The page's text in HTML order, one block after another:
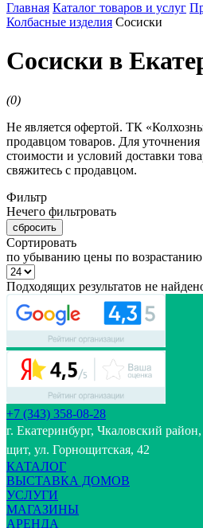
Главная Каталог товаров и услуг
Колбасные изделия Сосиски
Сосиски в
(0)
Не является офертой. ТК
продавцом товаров. Для
стоимости и условий доставки
свяжитесь с продавцом.
Фильтр
Нечего фильтровать
сбросить
Сортировать
по убыванию цены по
Подходящих результатов не
+7 (343) 358-08-28
г. Екатеринбург, Чкаловский
щит, ул. Горнощитская, 42
КАТАЛОГ
ВЫСТАВКА ДОМОВ
УСЛУГИ
МАГАЗИНЫ
АРЕНДА